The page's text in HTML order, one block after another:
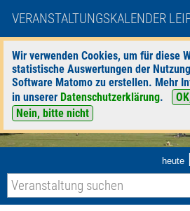
VERANSTALTUNGSKALENDER
Wir verwenden Cookies, um für diese
statistische Auswertungen der
Software Matomo zu erstellen. Mehr
in unserer Datenschutzerklärung.
Nein, bitte nicht
heute |